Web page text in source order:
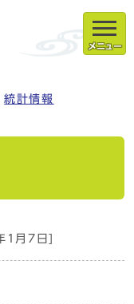
メニュー
統計情報
1月7日]